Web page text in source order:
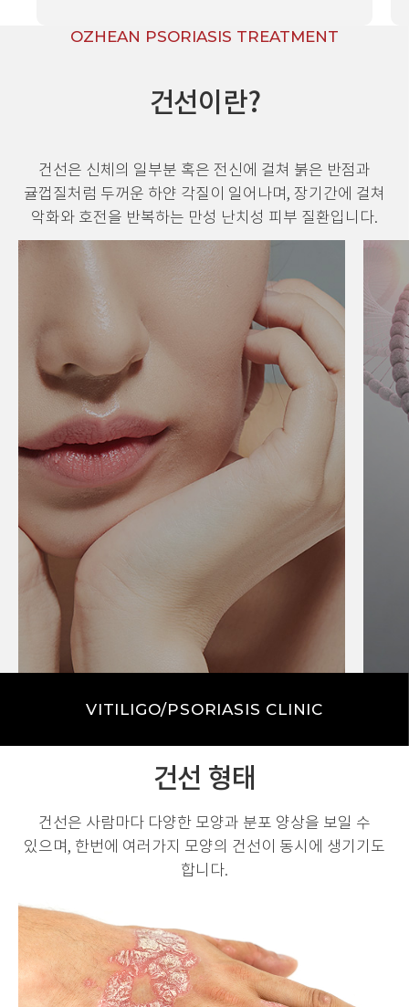
OZHEAN PSORIASIS TREATMENT
건선이란?
건선은 신체의 일부분 혹은 전신에 걸쳐 붉은 반점과
귤껍질처럼 두꺼운 하얀 각질이 일어나며, 장기간에 걸쳐
악화와 호전을 반복하는 만성 난치성 피부 질환입니다.
VITILIGO/PSORIASIS CLINIC
건선 형태
건선은 사람마다 다양한 모양과 분포 양상을 보일 수
있으며, 한번에 여러가지 모양의 건선이 동시에 생기기도
합니다.